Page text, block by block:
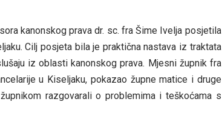
kanonskog prava dr. sc. fra Šime Ivelja posjetila
Cilj posjeta bila je praktična nastava iz traktata
iz oblasti kanonskog prava. Mjesni župnik fra
u Kiseljaku, pokazao župne matice i druge
razgovarali o problemima i teškoćama s